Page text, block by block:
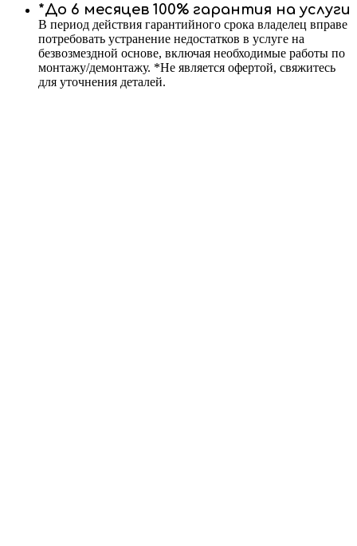
*До 6 месяцев 100% гарантия на услуги
В период действия гарантийного срока владелец вправе
потребовать устранение недостатков в услуге на
безвозмездной основе, включая необходимые работы по
монтажу/демонтажу. *Не является офертой, свяжитесь
для уточнения деталей.